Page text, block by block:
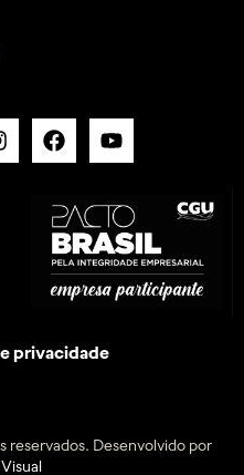
privacidade
reservados. Desenvolvido por